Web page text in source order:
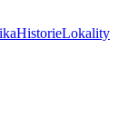
HistorieLokality